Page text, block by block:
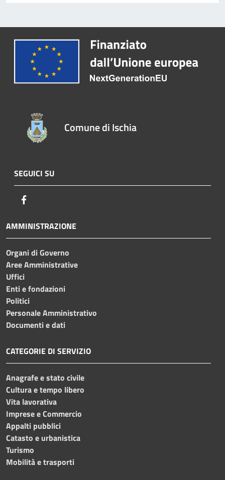
Comune di Ischia
SEGUICI SU
AMMINISTRAZIONE
Organi di Governo
Aree Amministrative
Uffici
Enti e fondazioni
Politici
Personale Amministrativo
Documenti e dati
CATEGORIE DI SERVIZIO
Anagrafe e stato civile
Cultura e tempo libero
Vita lavorativa
Imprese e Commercio
Appalti pubblici
Catasto e urbanistica
Turismo
Mobilità e trasporti